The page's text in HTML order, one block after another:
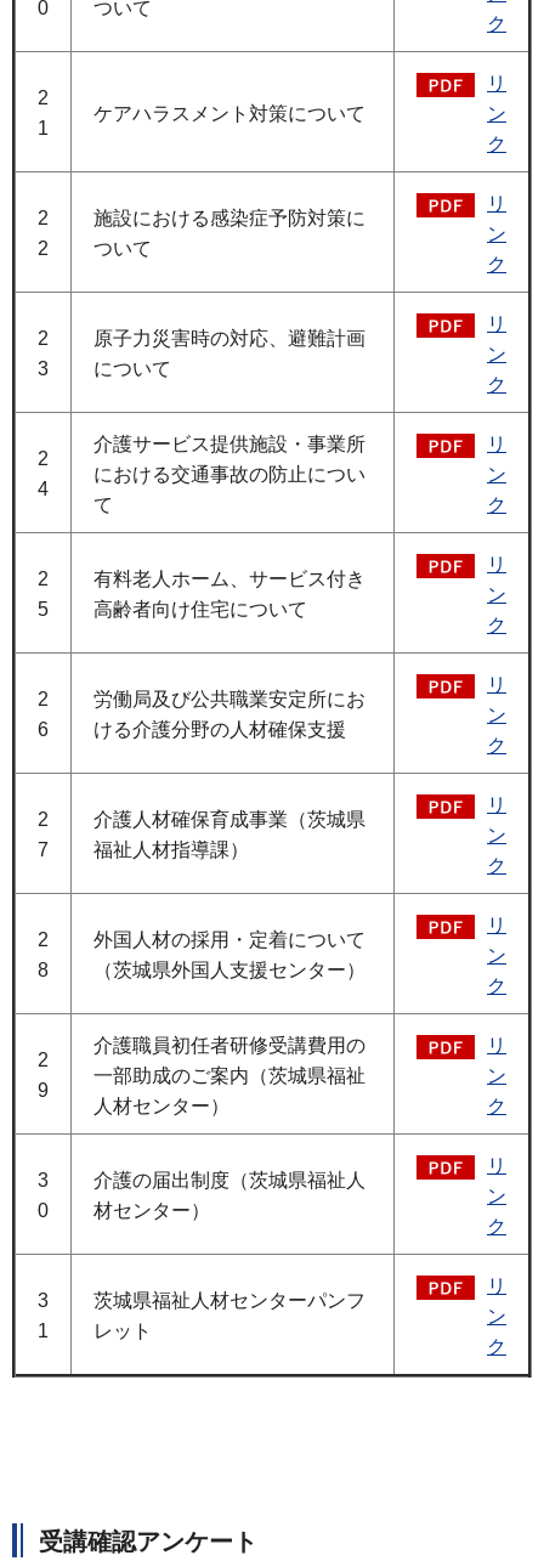
0 ついて
ク
2
1
ケアハラスメント対策について
リ
ン
ク
2
2
施設における感染症予防対策に
ついて
リ
ン
ク
2
3
原子力災害時の対応、避難計画
について
リ
ン
ク
2
4
介護サービス提供施設・事業所
における交通事故の防止につい
て
リ
ン
ク
2
5
有料老人ホーム、サービス付き
高齢者向け住宅について
リ
ン
ク
2
6
労働局及び公共職業安定所にお
ける介護分野の人材確保支援
リ
ン
ク
2
7
介護人材確保育成事業（茨城県
福祉人材指導課）
リ
ン
ク
2
8
外国人材の採用・定着について
（茨城県外国人支援センター）
リ
ン
ク
2
9
介護職員初任者研修受講費用の
一部助成のご案内（茨城県福祉
人材センター）
リ
ン
ク
3
0
介護の届出制度（茨城県福祉人
材センター）
リ
ン
ク
3
1
茨城県福祉人材センターパンフ
レット
リ
ン
ク
受講確認アンケート